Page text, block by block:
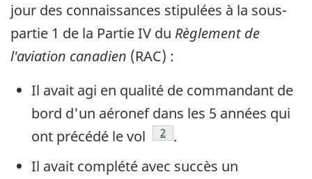
jour des connaissances stipulées à la sous-
partie 1 de la Partie IV du Règlement de
l'aviation canadien (RAC) :
Il avait agi en qualité de commandant de
bord d'un aéronef dans les 5 années qui
ont précédé le vol
Note de bas de page
2
.
Il avait complété avec succès un